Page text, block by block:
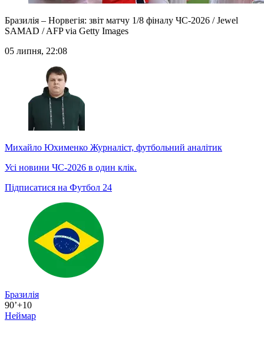
Бразилія – Норвегія: звіт матчу 1/8 фіналу ЧС-2026 / Jewel
SAMAD / AFP via Getty Images
05 липня, 22:08
Михайло Юхименко Журналіст, футбольний аналітик
Усі новини ЧС-2026 в один клік.
Підписатися на Футбол 24
Бразилія
90’+10
Неймар